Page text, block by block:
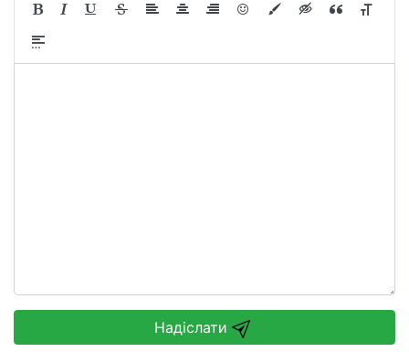
Надіслати